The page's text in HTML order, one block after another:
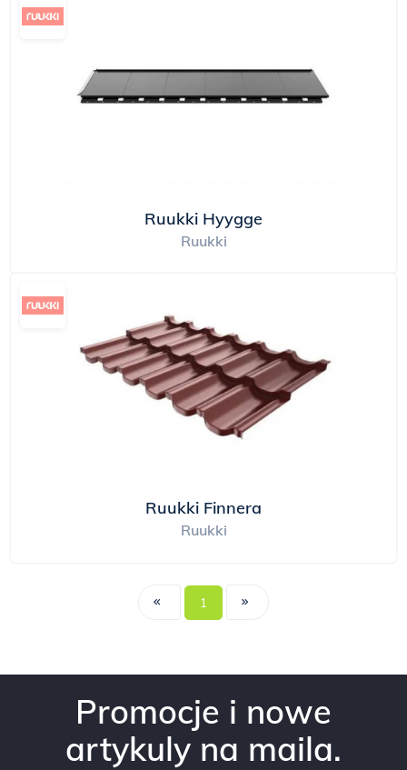
Ruukki Hyygge
Ruukki
Ruukki Finnera
Ruukki
1
Promocje i nowe
artykuly na maila.